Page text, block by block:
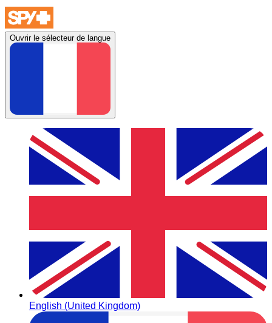
Ouvrir le sélecteur de langue
English (United Kingdom)